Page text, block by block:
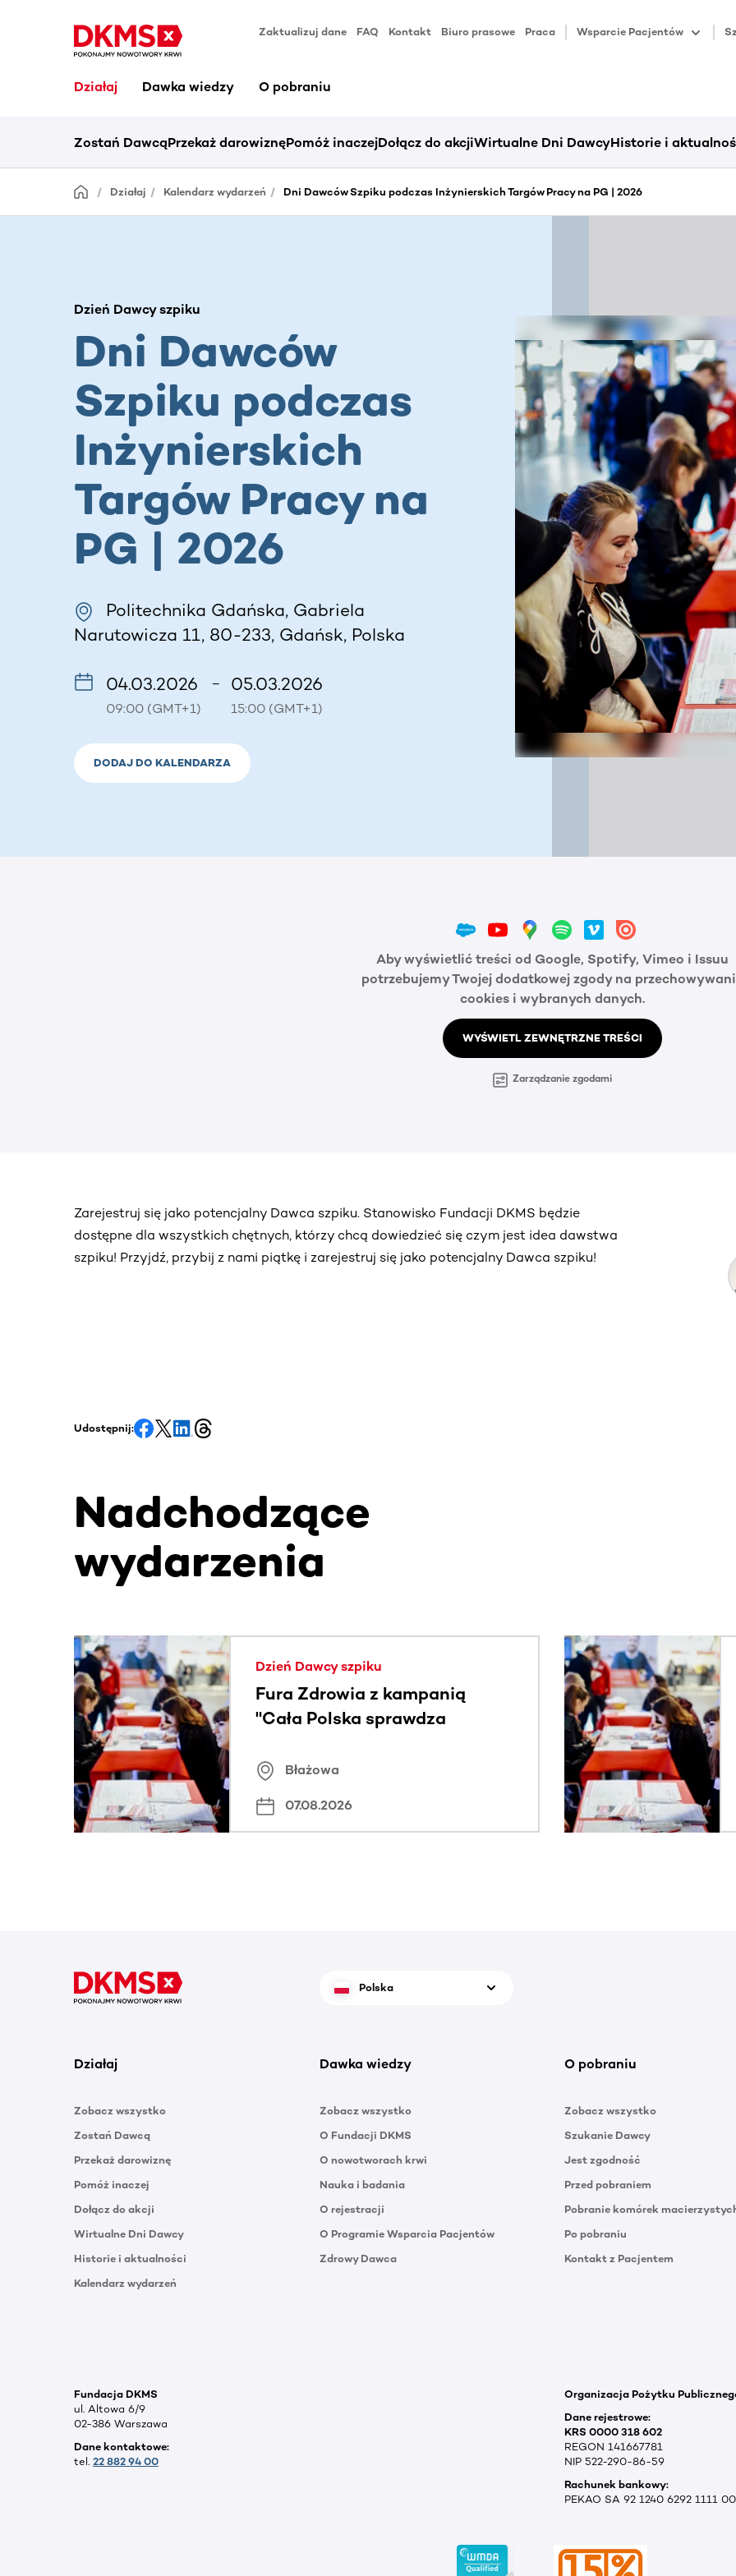
Zaktualizuj dane FAQ Kontakt Biuro prasowe Praca Wsparcie Pacjentów
Działaj Dawka wiedzy O pobraniu
Zostań DawcąPrzekaż darowiznęPomóż inaczejDołącz do akcjiWirtualne Dni DawcyHistorie i
Działaj Kalendarz wydarzeń Dni Dawców Szpiku podczas Inżynierskich Targów Pracy na PG | 2026
Dzień Dawcy szpiku
Dni Dawców
Szpiku podczas
Inżynierskich
Targów Pracy na
PG | 2026
Politechnika Gdańska, Gabriela
Narutowicza 11, 80-233, Gdańsk, Polska
04.03.2026
09:00 (GMT+1)
– 05.03.2026
15:00 (GMT+1)
DODAJ DO KALENDARZA
Aby wyświetlić treści od Google, Spotify, Vimeo i Issuu
potrzebujemy Twojej dodatkowej zgody na
cookies i wybranych danych.
WYŚWIETL ZEWNĘTRZNE TREŚCI
Zarządzanie zgodami
Zarejestruj się jako potencjalny Dawca szpiku. Stanowisko Fundacji DKMS będzie
dostępne dla wszystkich chętnych, którzy chcą dowiedzieć się czym jest idea dawstwa
szpiku! Przyjdź, przybij z nami piątkę i zarejestruj się jako potencjalny Dawca szpiku!
Udostępnij:
Nadchodzące
wydarzenia
Ta sekcja zawiera treści przewijane w poziomie. Użyj klawisza Tab lub przesuń palcem, aby zobaczyć
Dzień Dawcy szpiku
Fura Zdrowia z kampanią
"Cała Polska sprawdza
Błażowa
07.08.2026
Polska
Działaj
Zobacz wszystko
Zostań Dawcą
Przekaż darowiznę
Pomóż inaczej
Dołącz do akcji
Wirtualne Dni Dawcy
Historie i aktualności
Kalendarz wydarzeń
Dawka wiedzy
Zobacz wszystko
O Fundacji DKMS
O nowotworach krwi
Nauka i badania
O rejestracji
O Programie Wsparcia Pacjentów
Zdrowy Dawca
O pobraniu
Zobacz wszystko
Szukanie Dawcy
Jest zgodność
Przed pobraniem
Pobranie komórek
Po pobraniu
Kontakt z Pacjentem
Fundacja DKMS
ul. Altowa 6/9
02-386 Warszawa
Dane kontaktowe:
tel. 22 882 94 00
Organizacja Pożytku
Dane rejestrowe:
KRS 0000 318 602
REGON 141667781
NIP 522-290-86-59
Rachunek bankowy:
PEKAO SA 92 1240 6292 1111